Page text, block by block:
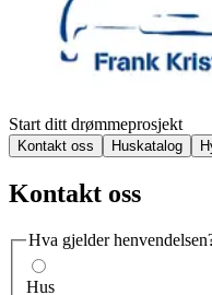
Start ditt drømmeprosjekt
Kontakt oss Huskatalog
Kontakt oss
Hva gjelder
Hus